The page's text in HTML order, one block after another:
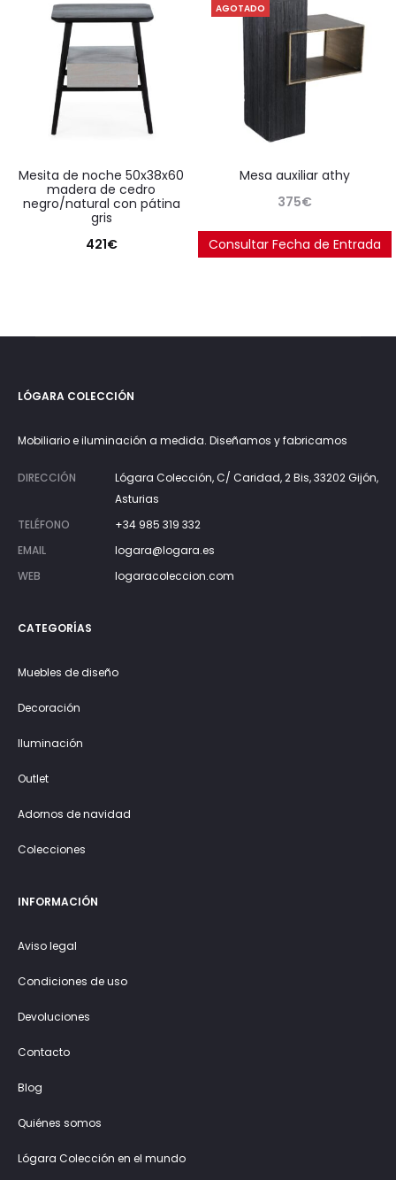
mesita de noche 50x38x60
madera de cedro
negro/natural con pátina
gris
421€
AGOTADO
mesa auxiliar athy
375€
Consultar Fecha de Entrada
LÓGARA COLECCIÓN
Mobiliario e iluminación a medida. Diseñamos y fabricamos
DIRECCIÓN
Lógara Colección, C/ Caridad, 2 Bis, 33202 Gijón,
Asturias
TELÉFONO
+34 985 319 332
EMAIL
logara@logara.es
WEB
logaracoleccion.com
CATEGORÍAS
Muebles de diseño
Decoración
Iluminación
Outlet
Adornos de navidad
Colecciones
INFORMACIÓN
Aviso legal
Condiciones de uso
Devoluciones
Contacto
Blog
Quiénes somos
Lógara Colección en el mundo